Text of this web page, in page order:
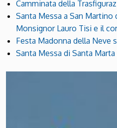
Camminata della
Santa Messa a San
Monsignor Lauro Tisi e il
Festa Madonna della Neve
Santa Messa di Santa